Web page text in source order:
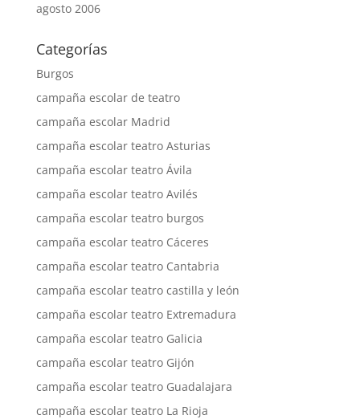
agosto 2006
Categorías
Burgos
campaña escolar de teatro
campaña escolar Madrid
campaña escolar teatro Asturias
campaña escolar teatro Ávila
campaña escolar teatro Avilés
campaña escolar teatro burgos
campaña escolar teatro Cáceres
campaña escolar teatro Cantabria
campaña escolar teatro castilla y león
campaña escolar teatro Extremadura
campaña escolar teatro Galicia
campaña escolar teatro Gijón
campaña escolar teatro Guadalajara
campaña escolar teatro La Rioja